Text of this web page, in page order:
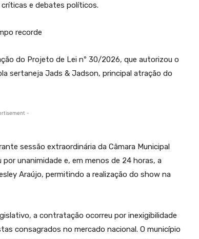
e debates políticos.
recorde
do Projeto de Lei nº 30/2026, que autorizou o
sertaneja Jads & Jadson, principal atração do
-
sessão extraordinária da Câmara Municipal
unanimidade e, em menos de 24 horas, a
Araújo, permitindo a realização do show na
a contratação ocorreu por inexigibilidade
consagrados no mercado nacional. O município